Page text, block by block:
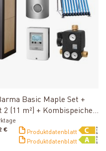
Basic Maple Set +
(11 m²) + Kombispeicher
€
Produktdatenblatt
Produktdatenblatt